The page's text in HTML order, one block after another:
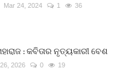
Mar 24, 2024 1 36
: କବିତାର ନୃତ୍ୟକାରୀ ବେଶ
2026 0 19